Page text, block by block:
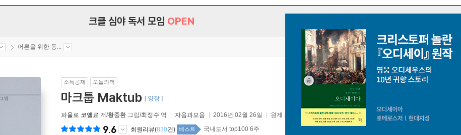
RBTI Lab
크클 심야 독서 모임 OPEN
어른을 위한 동...
소득공제 오늘의책
마크툽 Maktub [ 양장 ]
파울로 코엘료 저/황중환 그림/최정수 역 자음과모음 2016년 02월 26일 원제 : Maktub
9.6 회원리뷰(830건) 베스트 국내도서 top100 6주